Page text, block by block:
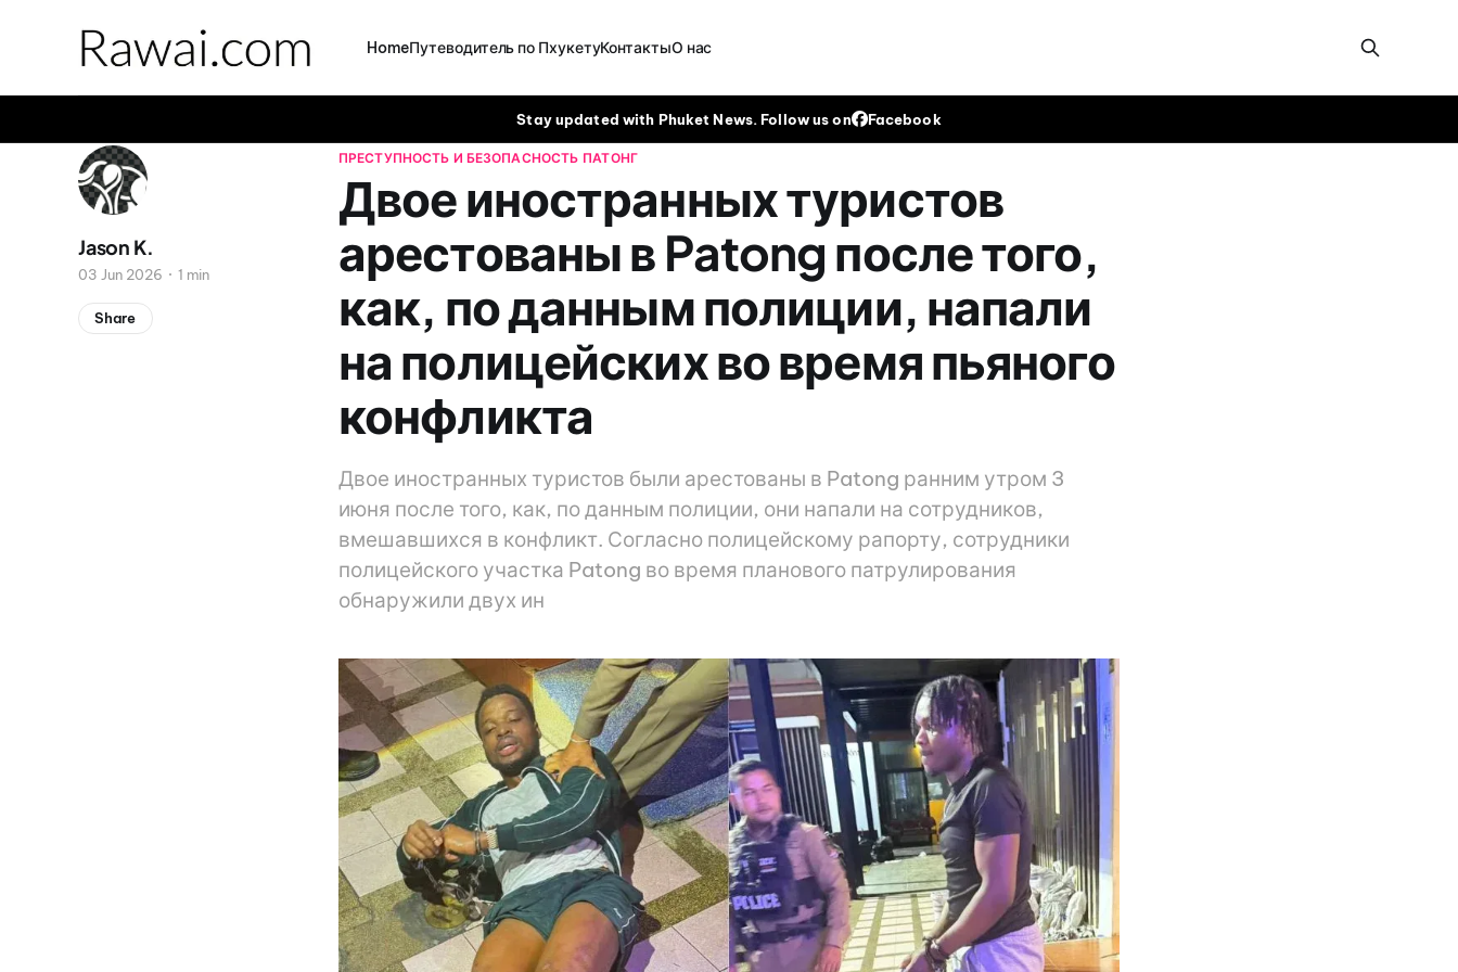
HomeПутеводитель по ПхукетуКонтактыО нас
Stay updated with Phuket News. Follow us on Facebook
ПРЕСТУПНОСТЬ И БЕЗОПАСНОСТЬ ПАТОНГ
Двое иностранных туристов
арестованы в Patong после того,
как, по данным полиции, напали
на полицейских во время пьяного
конфликта
Двое иностранных туристов были арестованы в Patong ранним утром 3
июня после того, как, по данным полиции, они напали на сотрудников,
вмешавшихся в конфликт. Согласно полицейскому рапорту, сотрудники
полицейского участка Patong во время планового патрулирования
обнаружили двух ин
Jason K.
03 Jun 2026 1 min
Share